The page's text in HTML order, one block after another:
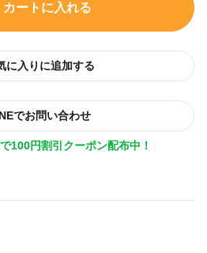
カートに入れる
に入りに追加する
でお問い合わせ
100円割引クーポン配布中！